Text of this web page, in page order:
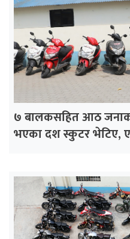
७ बालकसहित आठ
भएका दश स्कुटर भेटिए,